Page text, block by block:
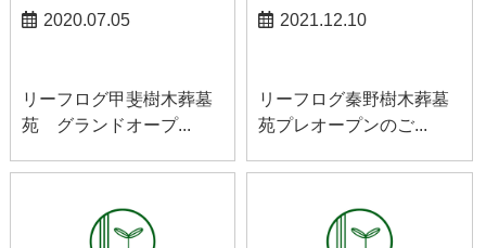
2020.07.05
リーフログ甲斐樹木葬墓
苑 グランドオープ...
2021.12.10
リーフログ秦野樹木葬墓
苑プレオープンのご...